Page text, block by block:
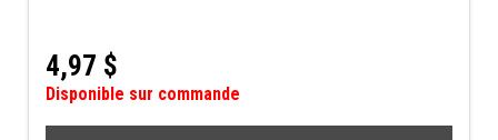
4,97 $
Disponible sur commande